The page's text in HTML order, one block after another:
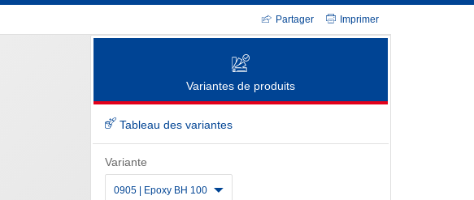
Partager Imprimer
Variantes de produits
Tableau des variantes
Variante
0905 | Epoxy BH 100